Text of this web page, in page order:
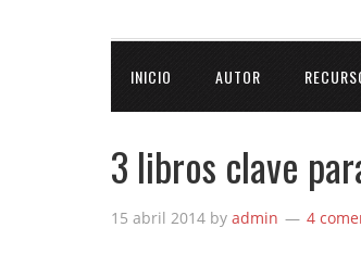
INICIO AUTOR
3 libros clave
15 abril 2014 by admin 4